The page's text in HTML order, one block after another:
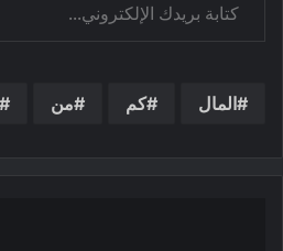
المال كم من